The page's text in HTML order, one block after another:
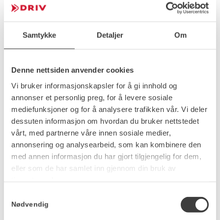
Samtykke Detaljer Om
Denne nettsiden anvender cookies
Vi bruker informasjonskapsler for å gi innhold og
annonser et personlig preg, for å levere sosiale
mediefunksjoner og for å analysere trafikken vår. Vi deler
dessuten informasjon om hvordan du bruker nettstedet
vårt, med partnerne våre innen sosiale medier,
annonsering og analysearbeid, som kan kombinere den
med annen informasjon du har gjort tilgjengelig for dem,
eller som de har samlet inn gjennom din bruk av
Nødvendig
nye regler, tradisjoner og hvordan samfunnet
Samtidig er det mye hun setter pris på i sitt nye
setter stor pris på den vennlige og åpne kulturen, den
fantastiske naturen, renheten i miljøet og ikke minst
følelsen av trygghet.
Glede i natur og læring
Når Halyna ikke er på jobb, liker hun å være aktiv
og bruke naturen rundt seg.
–Jeg liker å gå tur i skogen og langs elver, og jeg er
veldig glad i både fjell og vann. Jeg liker også å reise,
Hun forteller også at hun setter pris på å bruke